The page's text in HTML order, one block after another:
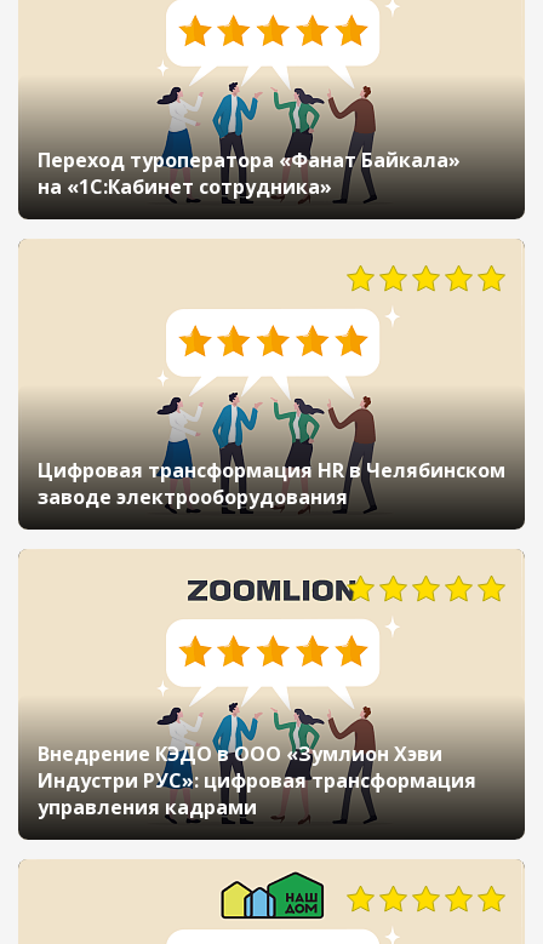
Переход туроператора «Фанат Байкала»
на «1С:Кабинет сотрудника»
Цифровая трансформация HR в Челябинском
заводе электрооборудования
Внедрение КЭДО в ООО «Зумлион Хэви
Индустри РУС»: цифровая трансформация
управления кадрами